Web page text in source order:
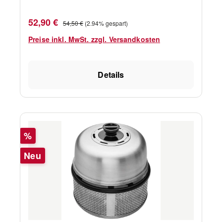
Verkaufspreis:
52,90 € Regulärer Preis:
54,50 € (2.94% gespart)
Preise inkl. MwSt. zzgl. Versandkosten
Details
Rabatt
%
Neu